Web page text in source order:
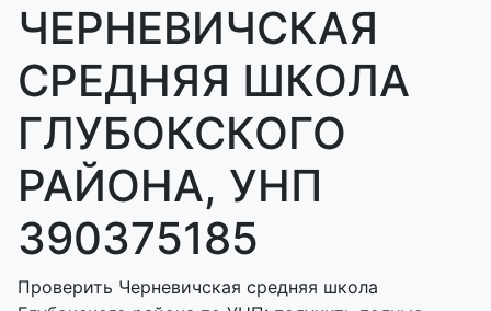
ЧЕРНЕВИЧСКАЯ
СРЕДНЯЯ ШКОЛА
ГЛУБОКСКОГО
РАЙОНА, УНП
390375185
Проверить Черневичская средняя школа